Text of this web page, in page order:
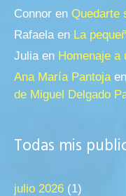
Connor en Quedarte
Rafaela en La
Julia en Homenaje a
Ana María Pantoja en
de Miguel Delgado
Todas mis
julio 2026 (1)